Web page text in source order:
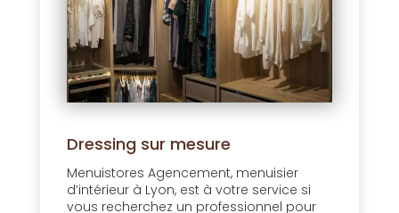
Dressing sur mesure
Menuistores Agencement, menuisier
d’intérieur à Lyon, est à votre service si
vous recherchez un professionnel pour